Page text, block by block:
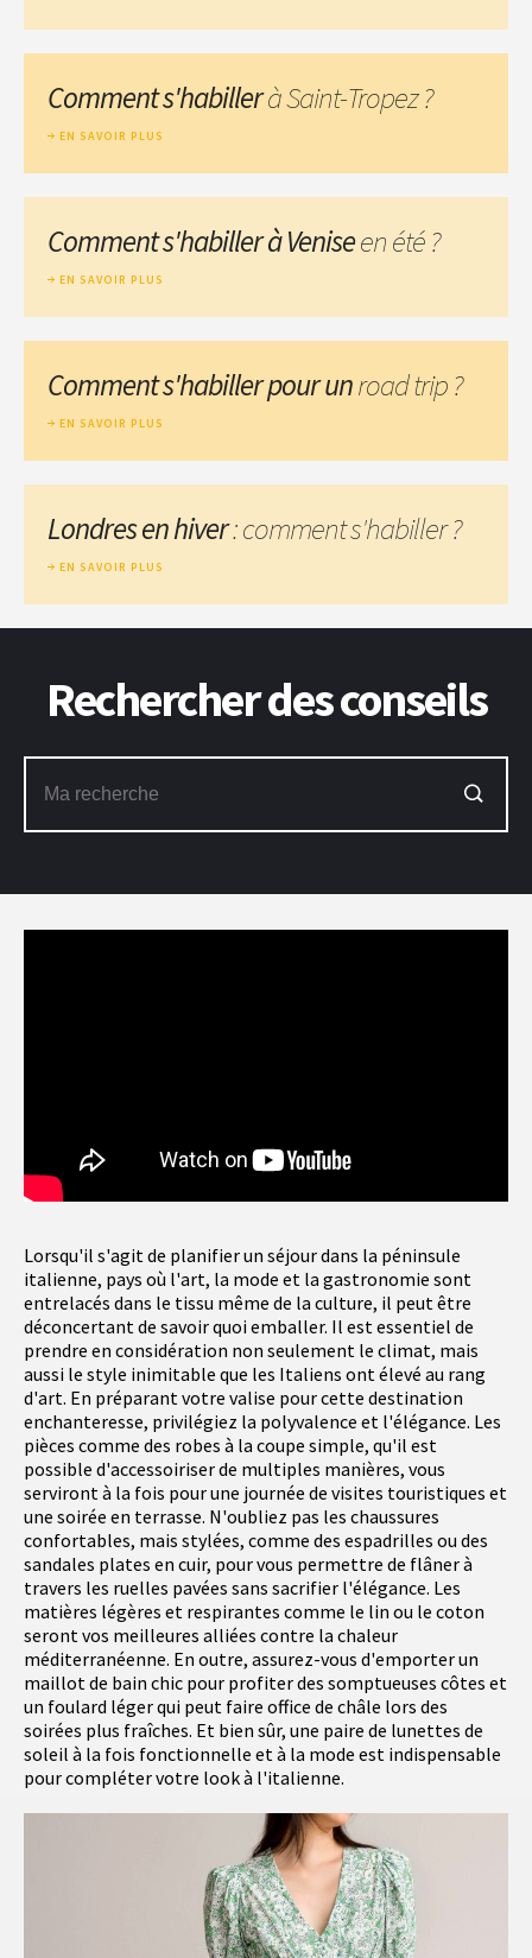
Lorsqu'il s'agit de planifier un séjour dans la péninsule
italienne, pays où l'art, la mode et la gastronomie sont
entrelacés dans le tissu même de la culture, il peut être
déconcertant de savoir quoi emballer. Il est essentiel de
prendre en considération non seulement le climat, mais
aussi le style inimitable que les Italiens ont élevé au rang
d'art. En préparant votre valise pour cette destination
enchanteresse, privilégiez la polyvalence et l'élégance. Les
pièces comme des robes à la coupe simple, qu'il est
possible d'accessoiriser de multiples manières, vous
serviront à la fois pour une journée de visites touristiques et
une soirée en terrasse. N'oubliez pas les chaussures
confortables, mais stylées, comme des espadrilles ou des
sandales plates en cuir, pour vous permettre de flâner à
travers les ruelles pavées sans sacrifier l'élégance. Les
matières légères et respirantes comme le lin ou le coton
seront vos meilleures alliées contre la chaleur
méditerranéenne. En outre, assurez-vous d'emporter un
maillot de bain chic pour profiter des somptueuses côtes et
un foulard léger qui peut faire office de châle lors des
soirées plus fraîches. Et bien sûr, une paire de lunettes de
soleil à la fois fonctionnelle et à la mode est indispensable
pour compléter votre look à l'italienne.
Comment s'habillerà Saint-Tropez ?
EN SAVOIR PLUS
Comment s'habiller à Veniseen été ?
EN SAVOIR PLUS
Comment s'habiller pour unroad trip ?
EN SAVOIR PLUS
Londres en hiver: comment s'habiller ?
EN SAVOIR PLUS
Rechercher des conseils